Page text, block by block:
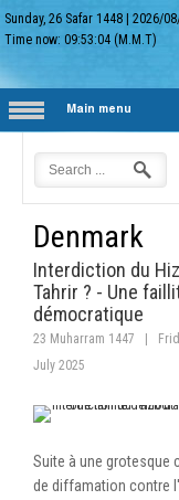
Sunday, 26 Safar 1448 |2026/
Time now: 09:53:05 (M.M.T)
Main menu
Denmark
Interdiction du
Tahrir ? - Une
démocratique
23 Muharram 1447
July 2025
Suite à une grotesque
de diffamation contre